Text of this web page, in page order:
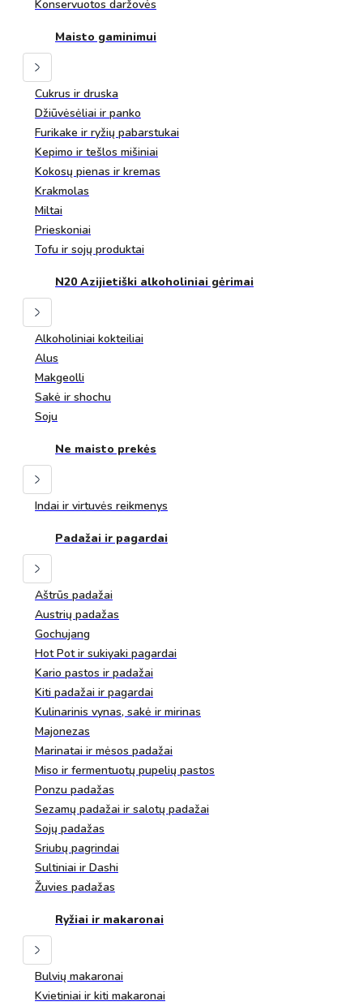
Konservuotos daržovės
Maisto gaminimui
Cukrus ir druska
Džiūvėsėliai ir panko
Furikake ir ryžių pabarstukai
Kepimo ir tešlos mišiniai
Kokosų pienas ir kremas
Krakmolas
Miltai
Prieskoniai
Tofu ir sojų produktai
N20 Azijietiški alkoholiniai gėrimai
Alkoholiniai kokteiliai
Alus
Makgeolli
Sakė ir shochu
Soju
Ne maisto prekės
Indai ir virtuvės reikmenys
Padažai ir pagardai
Aštrūs padažai
Austrių padažas
Gochujang
Hot Pot ir sukiyaki pagardai
Kario pastos ir padažai
Kiti padažai ir pagardai
Kulinarinis vynas, sakė ir mirinas
Majonezas
Marinatai ir mėsos padažai
Miso ir fermentuotų pupelių pastos
Ponzu padažas
Sezamų padažai ir salotų padažai
Sojų padažas
Sriubų pagrindai
Sultiniai ir Dashi
Žuvies padažas
Ryžiai ir makaronai
Bulvių makaronai
Kvietiniai ir kiti makaronai